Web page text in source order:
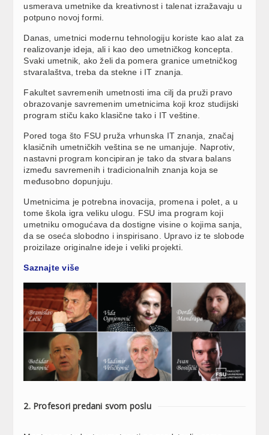
usmerava umetnike da kreativnost i talenat izražavaju u
potpuno novoj formi.
Danas, umetnici modernu tehnologiju koriste kao alat za
realizovanje ideja, ali i kao deo umetničkog koncepta.
Svaki umetnik, ako želi da pomera granice umetničkog
stvaralaštva, treba da stekne i IT znanja.
Fakultet savremenih umetnosti ima cilj da pruži pravo
obrazovanje savremenim umetnicima koji kroz studijski
program stiču kako klasične tako i IT veštine.
Pored toga što FSU pruža vrhunska IT znanja, značaj
klasičnih umetničkih veština se ne umanjuje. Naprotiv,
nastavni program koncipiran je tako da stvara balans
između savremenih i tradicionalnih znanja koja se
međusobno dopunjuju.
Umetnicima je potrebna inovacija, promena i polet, a u
tome škola igra veliku ulogu. FSU ima program koji
umetniku omogućava da dostigne visine o kojima sanja,
da se oseća slobodno i inspirisano. Upravo iz te slobode
proizilaze originalne ideje i veliki projekti.
Saznajte više
2. Profesori predani svom poslu